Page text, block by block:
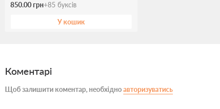
850.00 грн+85 буксів
У кошик
Коментарі
Щоб залишити коментар, необхідноавторизуватись